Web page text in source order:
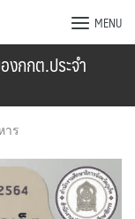
MENU
งกกต.ประจำ
าร